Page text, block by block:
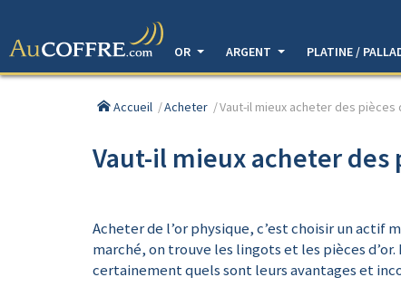
OR
ARGENT PLATINE /
Accueil Acheter Vaut-il mieux acheter des pièces
Vaut-il mieux acheter des
Acheter de l’or physique, c’est choisir un actif
marché, on trouve les lingots et les pièces
certainement quels sont leurs avantages et